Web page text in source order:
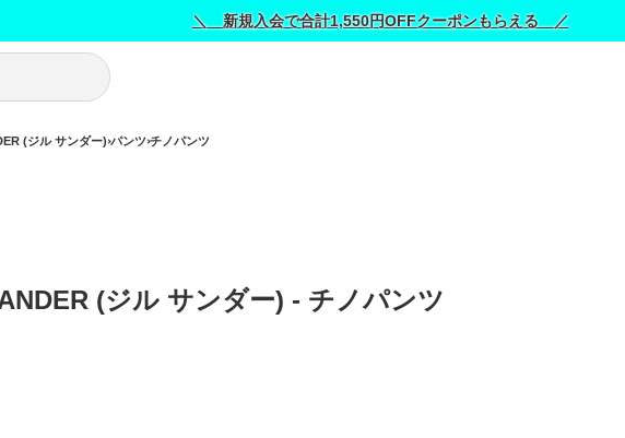
＼ 新規入会で合計1,550円OFFクーポンもらえる ／
(ジル サンダー) パンツ チノパンツ
(ジル サンダー) - チノパンツ